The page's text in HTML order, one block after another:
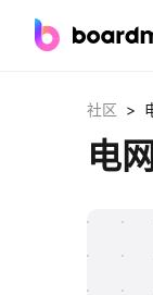
社区 >
电